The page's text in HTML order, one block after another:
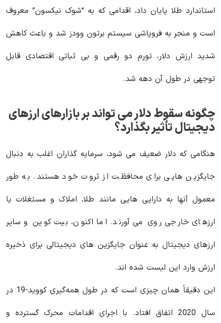
استاندارد طلا پایان داد، اقدامی که به “شوک نیکسون” معروف
است و منجر به فروپاشی سیستم برتون وودز شد و باعث کاهش
شدید ارزش دلار، تورم دو رقمی و بی ثباتی اقتصادی قابل
توجهی در طول آن دهه شد.
چگونه سقوط دلار می تواند بر بازارهای ارزهای
دیجیتال تأثیر بگذارد؟
هنگامی که دلار ضعیف می شود، سرمایه گذاران اغلب به دنبال
جایگزین هایی برای محافظت از ثروت خود هستند. به طور
معمول آنها به دارایی هایی مانند طلا، املاک و مستغلات یا
ارزهای خارجی روی می آورند. اما اکنون، بیت کوین و سایر
ارزهای دیجیتال به عنوان جایگزین های دیجیتالی برای ذخیره
ارزش وارد این لیست شده اند.
این دقیقاً همان چیزی است که در طول همه‌گیری کووید-19 در
سال 2020 اتفاق افتاد. با اجرای اقدامات محرک گسترده و